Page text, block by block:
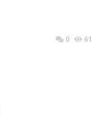
0 61